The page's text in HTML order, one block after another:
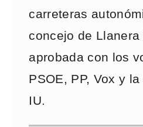
carreteras
concejo de Llanera
aprobada con los
PSOE, PP, Vox y
IU.